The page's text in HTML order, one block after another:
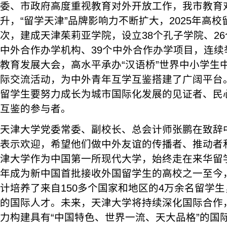
委、市政府高度重视教育对外开放工作，我市教育
升，“留学天津”品牌影响力不断扩大，2025年高
次，建成天津茱莉亚学院，设立38个孔子学院、
中外合作办学机构、39个中外合作办学项目，连
教育发展大会，高水平承办“汉语桥”世界中小学生
际交流活动，为中外青年互学互鉴搭建了广阔平
留学生要努力成长为城市国际化发展的见证者、
互鉴的参与者。
天津大学党委常委、副校长、总会计师张鹏在致
表示欢迎，希望他们做中外友谊的传播者、推动
津大学作为中国第一所现代大学，始终走在来华
年成为新中国首批接收外国留学生的高校之一至
计培养了来自150多个国家和地区的4万余名留学
的国际人才。未来，天津大学将持续深化国际合
力构建具有“中国特色、世界一流、天大品格”的国